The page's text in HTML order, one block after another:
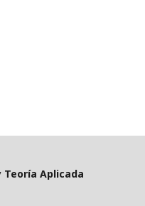
Teoría Aplicada